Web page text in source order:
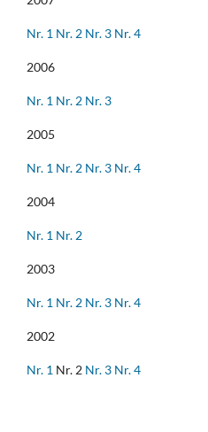
Nr. 1 Nr. 2 Nr. 3 Nr. 4
2006
Nr. 1 Nr. 2 Nr. 3
2005
Nr. 1 Nr. 2 Nr. 3 Nr. 4
2004
Nr. 1 Nr. 2
2003
Nr. 1 Nr. 2 Nr. 3 Nr. 4
2002
Nr. 1 Nr. 2 Nr. 3 Nr. 4